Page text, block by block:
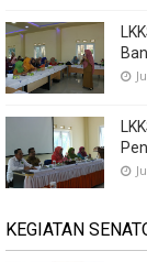
KEGIATAN